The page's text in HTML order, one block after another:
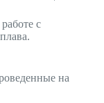
с
на